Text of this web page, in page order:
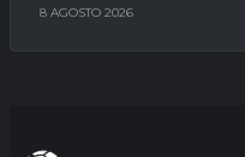
8 AGOSTO 2026